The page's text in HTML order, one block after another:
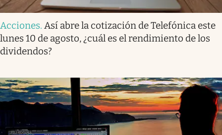
Acciones. Así abre la cotización de Telefónica este
lunes 10 de agosto, ¿cuál es el rendimiento de los
dividendos?